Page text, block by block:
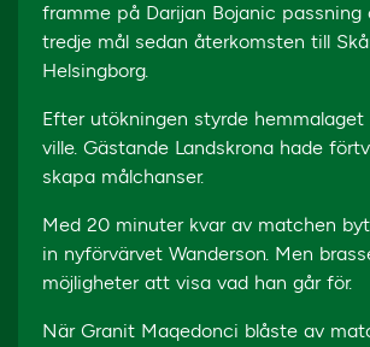
framme på Darijan Bojanic
tredje mål sedan återkomsten till
Helsingborg.
Efter utökningen styrde
ville. Gästande Landskrona hade
skapa målchanser.
Med 20 minuter kvar av matchen
in nyförvärvet Wanderson. Men
möjligheter att visa vad han går för.
När Granit Maqedonci blåste av